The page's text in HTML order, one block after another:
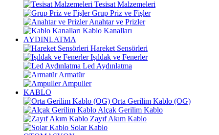
Tesisat Malzemeleri
Grup Priz ve Fişler
Anahtar ve Prizler
Kablo Kanalları
AYDINLATMA
Hareket Sensörleri
Işıldak ve Fenerler
Led Aydınlatma
Armatür
Ampuller
KABLO
Orta Gerilim Kablo (OG)
Alçak Gerilim Kablo
Zayıf Akım Kablo
Solar Kablo